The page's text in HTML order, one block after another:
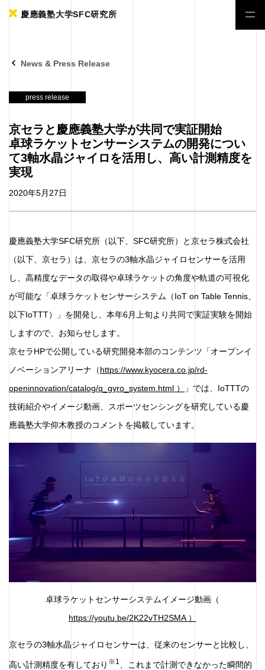
慶應義塾大学SFC研究所
News & Press Release
press release
京セラと慶應義塾大学が共同で実証開始
卓球ラケットセンサーシステムの開発につい
て3軸水晶ジャイロを活用し、高い計測精度を
実現
2020年5月27日
慶應義塾大学SFC研究所（以下、SFC研究所）と京セラ株式会社
（以下、京セラ）は、京セラの3軸水晶ジャイロセンサーを活用
し、高精度なデータの取得や卓球ラケットの角度や軌道の可視化
が可能な「卓球ラケットセンサーシステム（IoT on Table Tennis、
以下IoTTT）」を開発し、本年6月上旬より共同で実証実験を開始
しますので、お知らせします。
京セラHPで公開している研究開発本部のコンテンツ「オープンイ
ノベーションアリーナ（https://www.kyocera.co.jp/rd-
openinnovation/catalog/q_gyro_system.html ）
」では、IoTTTの
技術紹介やイメージ動画、スポーツセンシングを研究している慶
應義塾大学仰木教授のコメントを掲載しています。
卓球ラケットセンサーシステムイメージ動画（
https://youtu.be/2K22vTH2SMA）
京セラの3軸水晶ジャイロセンサーは、従来のセンサーと比較し、
高い計測精度を有しており ※1
、これまで計測できなかった瞬間的